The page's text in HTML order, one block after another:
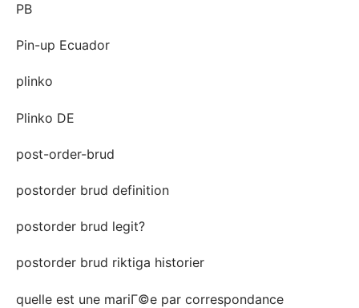
PB
Pin-up Ecuador
plinko
Plinko DE
post-order-brud
postorder brud definition
postorder brud legit?
postorder brud riktiga historier
quelle est une mariГ©e par correspondance